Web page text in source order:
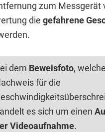
zum Messgerät
die gefahrene
dem Beweisfoto,
für die
es sich um einen
Videoaufnahme.